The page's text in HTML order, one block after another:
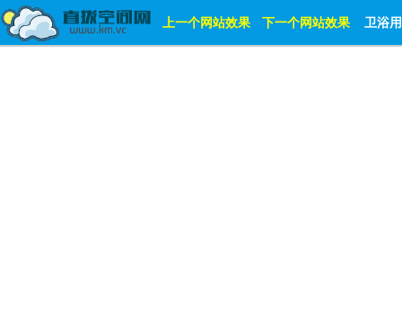
上一个网站效果 下一个网站效果 卫浴